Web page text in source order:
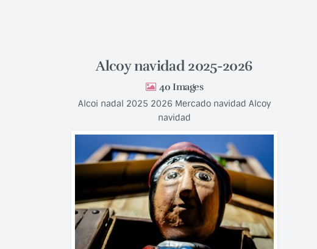
Alcoy navidad 2025-2026
40
Alcoi nadal 2025 2026 Mercado navidad Alcoy
navidad